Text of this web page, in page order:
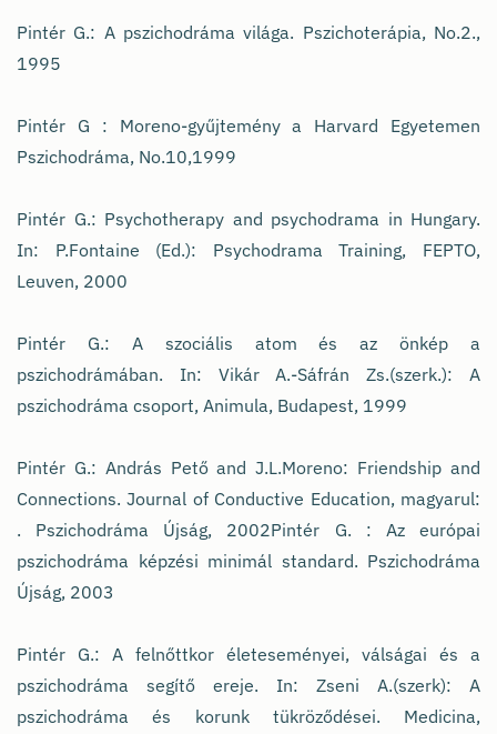
Pintér G.: A pszichodráma világa. Pszichoterápia, No.2.,
1995
Pintér G : Moreno-gyűjtemény a Harvard Egyetemen
Pszichodráma, No.10,1999
Pintér G.: Psychotherapy and psychodrama in Hungary.
In: P.Fontaine (Ed.): Psychodrama Training, FEPTO,
Leuven, 2000
Pintér G.: A szociális atom és az önkép a
pszichodrámában. In: Vikár A.-Sáfrán Zs.(szerk.): A
pszichodráma csoport, Animula, Budapest, 1999
Pintér G.: András Pető and J.L.Moreno: Friendship and
Connections. Journal of Conductive Education, magyarul:
. Pszichodráma Újság, 2002Pintér G. : Az európai
pszichodráma képzési minimál standard. Pszichodráma
Újság, 2003
Pintér G.: A felnőttkor életeseményei, válságai és a
pszichodráma segítő ereje. In: Zseni A.(szerk): A
pszichodráma és korunk tükröződései. Medicina,